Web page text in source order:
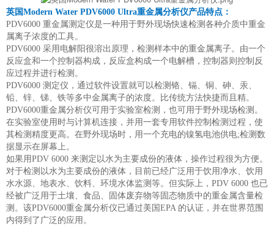
英国Modern Water PDV6000 Ultra重金属分析仪产品特点：
PDV6000 重金属测定仪是一种用于野外现场快速检测各种介质中重金
属离子浓度的工具。
PDV6000 采用电解阳很溶出原理，检测样本中的重金属离子。由一个
反应盒和一个控制器构成，反应盒构成一个电解槽，控制器则控制反
应过程并进行检测。
PDV6000 测定仪，通过软件设置就可以检测铬、镉、铜、砷、汞、
铅、锌、锑、铁等多中金属离子的浓度。比传统方法快捷而且精。
PDV6000重金属分析仪可用于实验室检测，也可用于野外现场检测。
在实验室使用时与计算机连接，并用一套专用软件控制检测过程，使
其检测精度更高。在野外现场时，用一个充电的镍氢电池供电;检测数
据显示在屏幕上。
如果用PDV 6000 来测定以水为主要成份的液体，操作过程很为方便。
对于检测以水为主要成份的液体，目前已经广泛用于饮用净水、饮用
水水源、地表水、饮料、环境水体监测等。但实际上，PDV 6000 也已
经被广泛用于土壤、食品、固体废弃物等固态物质中的重金属含量检
测。该PDV6000重金属分析仪已通过美国EPA 的认证，并在世界范围
内得到了广泛的应用。